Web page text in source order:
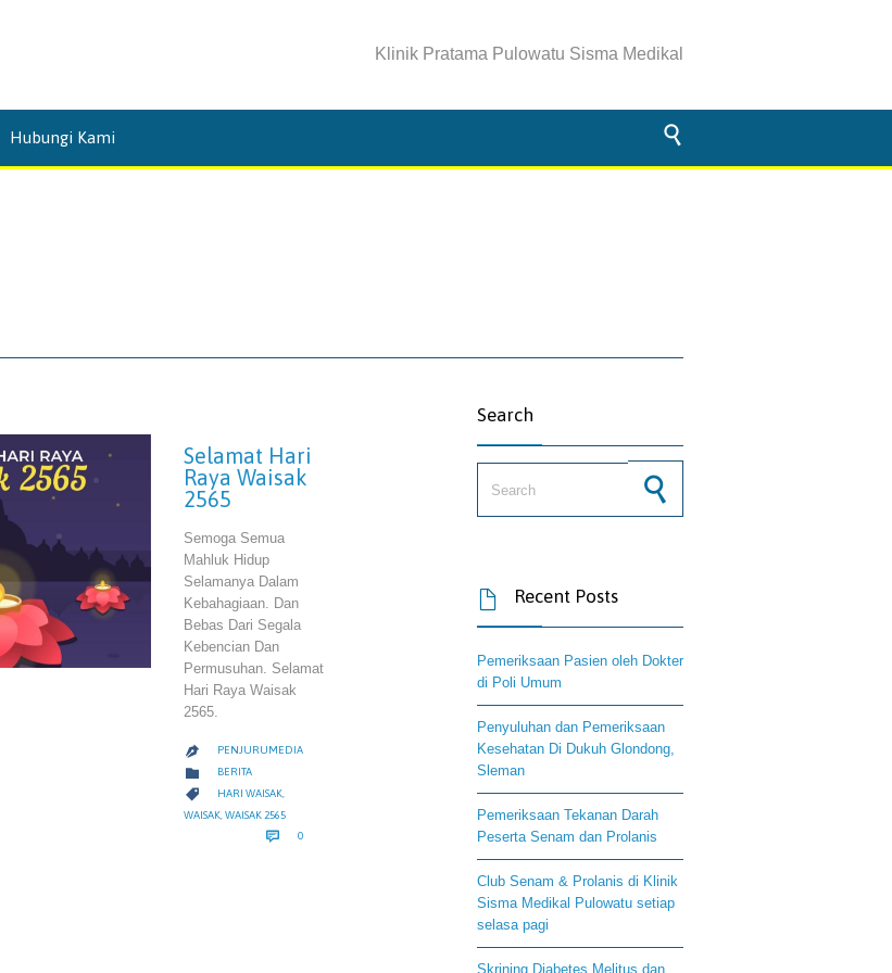
Klinik Pratama Pulowatu Sisma Medikal
content
Hubungi Kami 
Selamat Hari
Raya Waisak
2565
Semoga Semua
Mahluk Hidup
Selamanya Dalam
Kebahagiaan. Dan
Bebas Dari Segala
Kebencian Dan
Permusuhan. Selamat
Hari Raya Waisak
2565.
 PENJURUMEDIA
 CATEGORY
BERITA
 CATEGORY
HARI WAISAK,
WAISAK WAISAK 2565
 0
Search
 Recent Posts
Pemeriksaan Pasien oleh Dokter
di Poli Umum
Penyuluhan dan Pemeriksaan
Kesehatan Di Dukuh Glondong,
Sleman
Pemeriksaan Tekanan Darah
Peserta Senam dan Prolanis
Club Senam & Prolanis di Klinik
Sisma Medikal Pulowatu setiap
selasa pagi
Skrining Diabetes Melitus dan